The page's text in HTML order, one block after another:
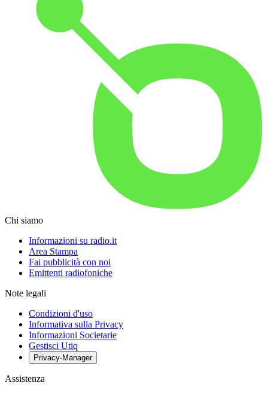
Chi siamo
Informazioni su radio.it
Area Stampa
Fai pubblicità con noi
Emittenti radiofoniche
Note legali
Condizioni d'uso
Informativa sulla Privacy
Informazioni Societarie
Gestisci Utiq
Privacy-Manager
Assistenza